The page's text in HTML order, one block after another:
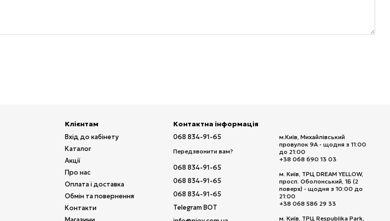
Клієнтам
Вхід до кабінету
Каталог
Акції
Про нас
Оплата і доставка
Обмін та повернення
Контакти
Контактна інформація
068 834-91-65
Передзвонити вам?
068 834-91-65
068 834-91-65
068 834-91-65
Telegram BOT
м.Київ, Михайлівський
провулок 9А - щодня з 11:00
до 21:00
+38 068 690 13 03
м. Київ, ТРЦ DREAM YELLOW,
просп. Оболонський, 1Б (2
поверх) - щодня з 10:00 до
21:00
+38 068 586 29 33
м. Київ, ТРЦ Respublika Park,